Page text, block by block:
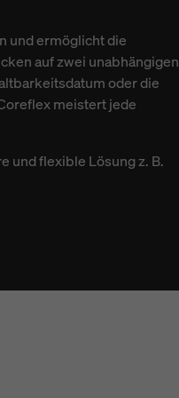
und ermöglicht die
auf zwei unabhängigen
oder die
meistert jede
und flexible Lösung z. B.